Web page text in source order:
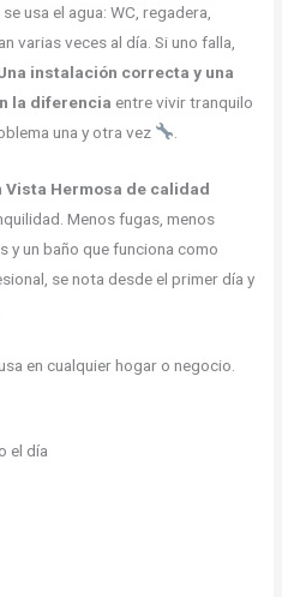
usa el agua: WC, regadera,
varias veces al día. Si uno falla,
instalación correcta y una
la diferencia entre vivir tranquilo
una y otra vez
Vista Hermosa de calidad
Menos fugas, menos
y un baño que funciona como
se nota desde el primer día y
en cualquier hogar o negocio.
el día